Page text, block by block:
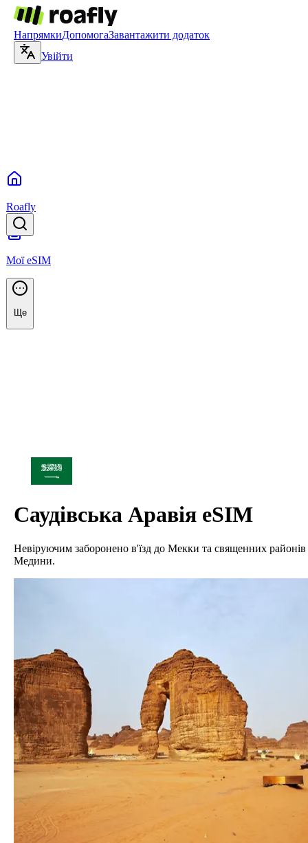
НапрямкиДопомогаЗавантажити додаток
Увійти
Roafly
Мої eSIM
Ще
Саудівська Аравія eSIM
Невіруючим заборонено в'їзд до Мекки та священних районів
Медини.